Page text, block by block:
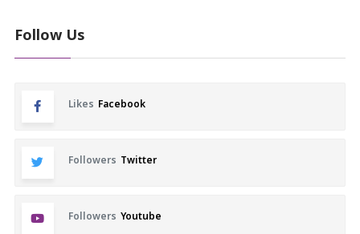
Follow Us
Likes Facebook
Followers Twitter
Followers Youtube